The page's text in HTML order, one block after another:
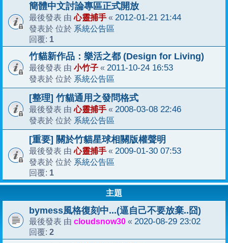
簡體中文討論專區正式開放
最後發表 由心靈捕手 « 2012-01-21 21:44
發表於 位於 系統公告區
回覆: 1
竹貓新作品：樂活之都 (Design for Living)
最後發表 由 小竹子 « 2011-10-24 16:53
發表於 位於 系統公告區
[整理] 竹貓通用之發問格式
最後發表 由心靈捕手 « 2008-03-08 22:46
發表於 位於 系統公告區
[重要] 關於竹貓星球相關版權聲明
最後發表 由心靈捕手 « 2009-01-30 07:53
發表於 位於 系統公告區
回覆: 1
主題
bymess風格復刻中...(逼自己不要放棄..囧)
最後發表 由 cloudsnow30 « 2020-08-29 23:02
回覆: 2